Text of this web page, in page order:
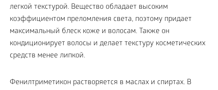
легкой текстурой. Вещество обладает высоким
коэффициентом преломления света, поэтому придает
максимальный блеск коже и волосам. Также он
кондиционирует волосы и делает текстуру косметических
средств менее липкой.
Фенилтриметикон растворяется в маслах и спиртах. В